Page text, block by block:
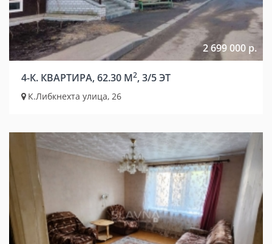
2 699 000 р.
4-К. КВАРТИРА, 62.30 М2, 3/5 ЭТ
К.Либкнехта улица, 26